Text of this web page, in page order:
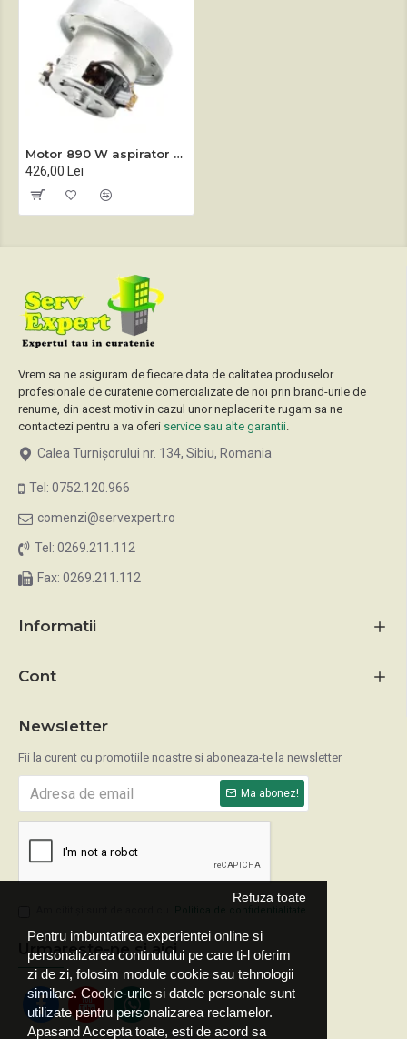
Pentru imbuntatirea experientei online si
personalizarea continutului pe care ti-l oferim
zi de zi, folosim module cookie sau tehnologii
similare. Cookie-urile si datele personale sunt
utilizate pentru personalizarea reclamelor.
Apasand Accepta toate, esti de acord sa
Refuza toate
Motor 890 W aspirator Sprintus BoostiX
426,00 Lei
Vrem sa ne asiguram de fiecare data de calitatea produselor
profesionale de curatenie comercializate de noi prin brand-urile de
renume, din acest motiv in cazul unor neplaceri te rugam sa ne
contactezi pentru a va oferi service sau alte garantii.
Calea Turnișorului nr. 134, Sibiu, Romania
Tel: 0752.120.966
comenzi@servexpert.ro
Tel: 0269.211.112
Fax: 0269.211.112
Informatii
Cont
Newsletter
Fii la curent cu promotiile noastre si aboneaza-te la newsletter
Ma abonez!
Urmareste-ne si aici